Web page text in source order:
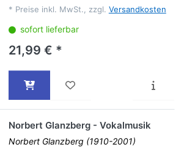
* Preise inkl. MwSt., zzgl. Versandkosten
sofort lieferbar
21,99 € *
Norbert Glanzberg - Vokalmusik
Norbert Glanzberg (1910-2001)